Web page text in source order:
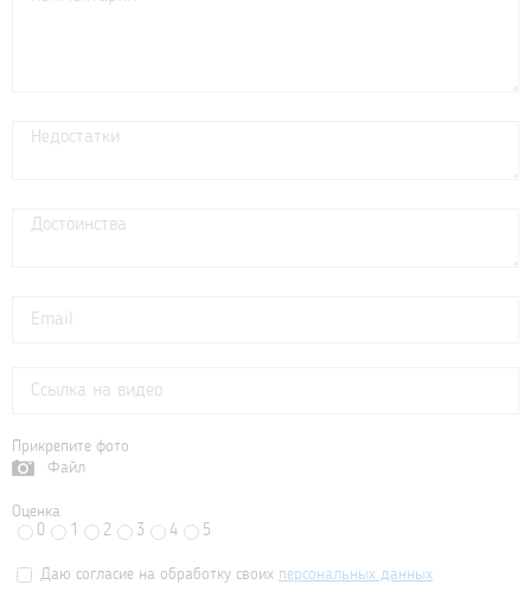
Прикрепите фото
Файл
Оценка
0
1 2 3 4 5
Даю согласие на обработку своих персональных данных